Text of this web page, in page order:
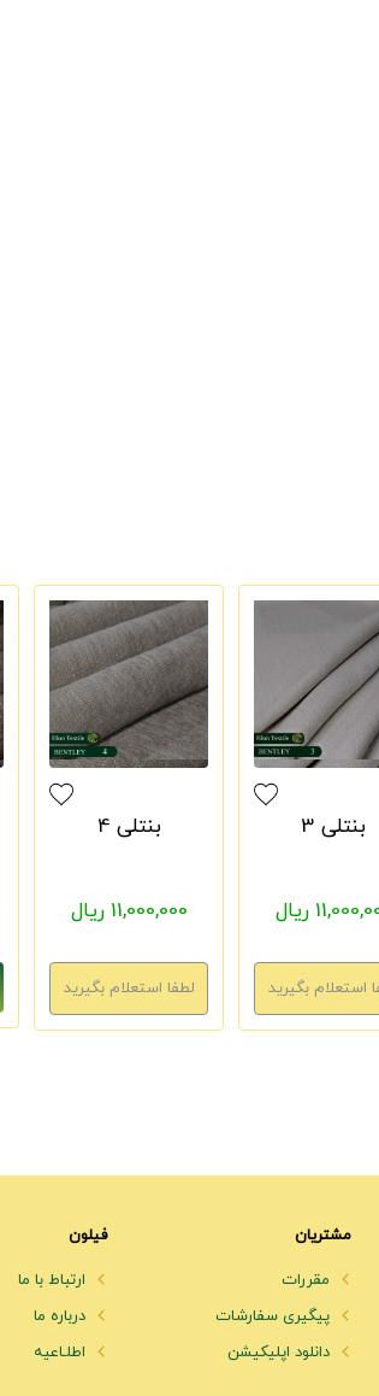
بنتلی 3
ریال
بنتلی 4
11,000,000 ریال
مشتریان
مقررات
پیگیری سفارشات
دانلود اپلیکیشن
فیلون
ارتباط با ما
درباره ما
اطلـاعیه